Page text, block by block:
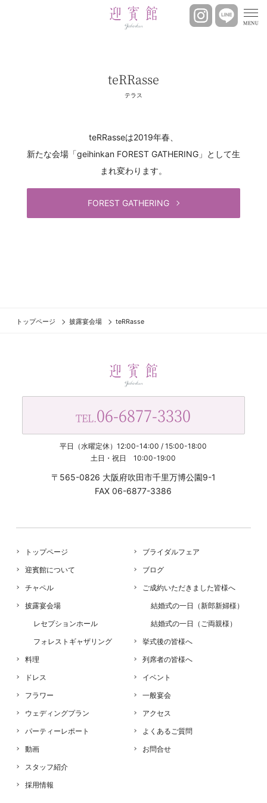
teRRasse
テラス
teRRasseは2019年春、
新たな会場「geihinkan FOREST GATHERING」として生
まれ変わります。
FOREST GATHERING
トップページ 披露宴会場 teRRasse
TEL.06-6877-3330
平日（水曜定休）12:00-14:00 / 15:00-18:00
土日・祝日 10:00-19:00
〒565-0826 大阪府吹田市千里万博公園9-1
FAX 06-6877-3386
トップページ
迎賓館について
チャペル
披露宴会場
レセプションホール
フォレストギャザリング
料理
ドレス
フラワー
ウェディングプラン
パーティーレポート
動画
スタッフ紹介
採用情報
ブライダルフェア
ブログ
ご成約いただきました皆様へ
結婚式の一日（新郎新婦様）
結婚式の一日（ご両親様）
挙式後の皆様へ
列席者の皆様へ
イベント
一般宴会
アクセス
よくあるご質問
お問合せ